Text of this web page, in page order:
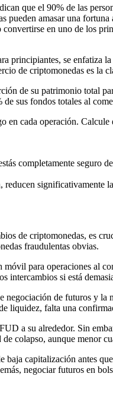
que el 90% de las
pueden amasar una
en uno de los
principiantes, se enfatiza
de criptomonedas es la
de su patrimonio total
de sus fondos totales al
en cada operación.
completamente seguro
reducen significativamente
de criptomonedas, es
fraudulentas obvias.
para operaciones al
intercambios si está
de futuros y
liquidez, falta una
a su alrededor. Sin
colapso, aunque menor
baja capitalización antes
negociar futuros en